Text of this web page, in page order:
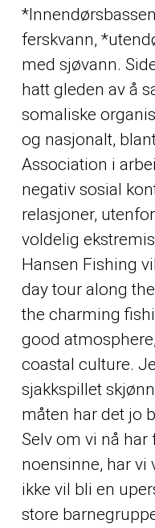
ferskvann,
med sjøvann.
hatt gleden av å
somaliske
og nasjonalt,
Association i
negativ sosial
relasjoner,
voldelig
Hansen Fishing
day tour along
the charming
good
coastal culture.
sjakkspillet
måten har det jo
Selv om vi nå
noensinne, har vi
ikke vil bli en
store